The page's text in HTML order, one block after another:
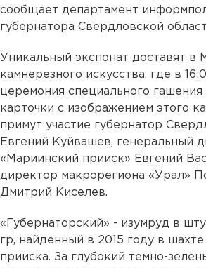
сообщает департамент
губернатора Свердловской
Уникальный экспонат доставят в
камнерезного искусства, где в
церемония специального гашения
карточки с изображением этого
примут участие губернатор
Евгений Куйвашев, генеральный
«Мариинский прииск» Евгений
директор макрорегиона «Урал»
Дмитрий Киселев.
«Губернаторский» - изумруд в
гр, найденный в 2015 году в
прииска. За глубокий темно-